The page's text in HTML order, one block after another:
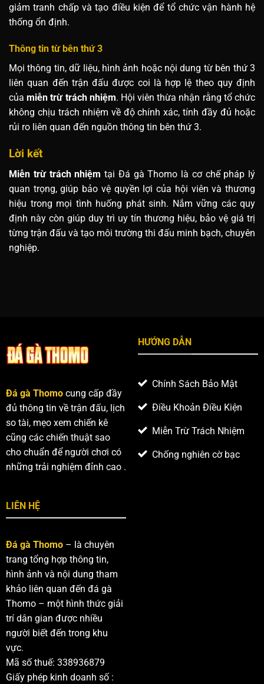
giảm tranh chấp và tạo điều kiện để tổ chức vận hành hệ
thống ổn định.
Thông tin từ bên thứ 3
Mọi thông tin, dữ liệu, hình ảnh hoặc nội dung từ bên thứ 3
liên quan đến trận đấu được coi là hợp lệ theo quy định
củamiễn trừ trách nhiệm. Hội viên thừa nhận rằng tổ chức
không chịu trách nhiệm về độ chính xác, tính đầy đủ hoặc
rủi ro liên quan đến nguồn thông tin bên thứ 3.
Lời kết
Miễn trừ trách nhiệm tại Đá gà Thomo là cơ chế pháp lý
quan trọng, giúp bảo vệ quyền lợi của hội viên và thương
hiệu trong mọi tình huống phát sinh. Nắm vững các quy
định này còn giúp duy trì uy tín thương hiệu, bảo vệ giá trị
từng trận đấu và tạo môi trường thi đấu minh bạch, chuyên
nghiệp.
Đá gà Thomo cung cấp đầy
đủ thông tin về trận đấu, lịch
so tài, mẹo xem chiến kê
cũng các chiến thuật sao
cho chuẩn để người chơi có
những trải nghiệm đỉnh cao .
HƯỚNG DẪN
Chính Sách Bảo Mật
Điều Khoản Điều Kiện
Miễn Trừ Trách Nhiệm
Chống nghiên cờ bạc
LIÊN HỆ
Đá gà Thomo– là chuyên
trang tổng hợp thông tin,
hình ảnh và nội dung tham
khảo liên quan đến đá gà
Thomo – một hình thức giải
trí dân gian được nhiều
người biết đến trong khu
vực.
Mã số thuế: 338936879
Giấy phép kinh doanh số :